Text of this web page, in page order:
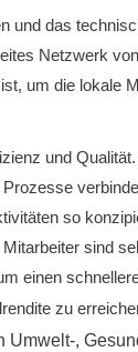
und das
Netzwerk
um die lokale
und Qualität.
so
sind
einen
zu
,